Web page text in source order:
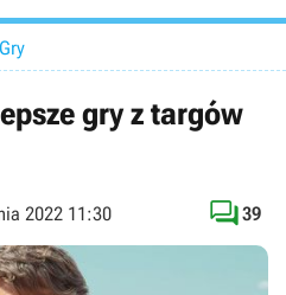
Gry
gry z targów
2022 11:30 39